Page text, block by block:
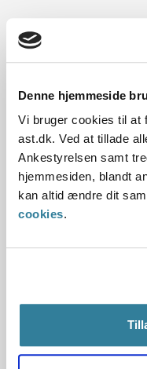
Denne hjemmeside
Vi bruger cookies til at
ast.dk. Ved at tillade
Ankestyrelsen samt
hjemmesiden, blandt
kan altid ændre dit
cookies.
Er der tvivl om
relevant fagpersons
Det kan fx være
En lægelig eller
andre fagkyndige
En lægelig eller
medicinske
anbefalinger på
En lægelig eller